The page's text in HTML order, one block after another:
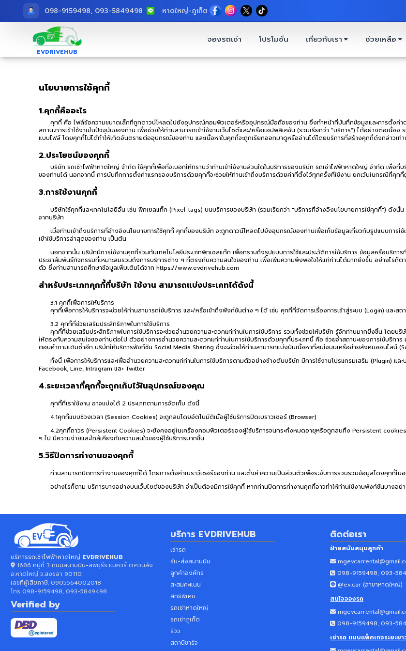
098-9159498, 093-5849498 หาดใหญ่-ภูเก็ต
EVDRIVEHUB
จองรถเช่า โปรโมชั่น เกี่ยวกับเรา ช่วยเหลือ
นโยบายการใช้คุกกี้
1.คุกกี้คืออะไร
คุกกี้ คือ ไฟล์ข้อความขนาดเล็กที่ถูกดาวน์โหลดไปยังอุปกรณ์คอมพิวเตอร์หรืออุปกรณ์มือถือของท่าน ซึ่งทำหน้าที่บันทึกข้อมูลและการตั้ง
สถานะการเข้าใช้งานในปัจจุบันของท่าน เพื่อช่วยให้ท่านสามารถเข้าใช้งานเว็บไซต์และ/หรือแอปพลิเคชัน (รวมเรียกว่า "บริการ") ได้อย่างต่อเนื่อ
แบบไฟล์ โดยคุกกี้ไม่ได้ทำให้เกิดอันตรายต่ออุปกรณ์ของท่าน และเนื้อหาในคุกกี้จะถูกเรียกออกมาดูหรืออ่านได้โดยบริการที่สร้างคุกกี้ดังกล่าวเท่
2.ประโยชน์ของคุกกี้
บริษัท รถเช่าไฟฟ้าหาดใหญ่ จำกัด ใช้คุกกี้เพื่อที่จะบอกให้ทราบว่าท่านเข้าใช้งานส่วนใดในบริการของบริษัท รถเช่าไฟฟ้าหาดใหญ่ จำกัด เพื่อ
ของท่านได้ นอกจากนี้ การบันทึกการตั้งค่าแรกของบริการด้วยคุกกี้จะช่วยให้ท่านเข้าถึงบริการด้วยค่าที่ตั้งไว้ทุกครั้งที่ใช้งาน ยกเว้นในกรณีที่คุก
3.การใช้งานคุกกี้
บริษัทใช้คุกกี้และเทคโนโลยีอื่น เช่น พิกเซลแท็ก (Pixel-tags) บนบริการของบริษัท (รวมเรียกว่า "บริการที่อ้างอิงนโยบายการใช้คุกกี้") ดังนั้
จากบริษัท
เมื่อท่านเข้าถึงบริการที่อ้างอิงนโยบายการใช้คุกกี้ คุกกี้ของบริษัท จะถูกดาวน์โหลดไปยังอุปกรณ์ของท่านเพื่อเก็บข้อมูลเกี่ยวกับรูปแบบการใ
เข้าใช้บริการล่าสุดของท่าน เป็นต้น
นอกจากนั้น บริษัทมีการใช้งานคุกกี้ร่วมกับเทคโนโลยีประเภทพิกเซลแท็ก เพื่อทราบถึงรูปแบบการใช้และประวัติการใช้บริการ ข้อมูลหรือบริกา
ประชาสัมพันธ์กิจกรรมที่เหมาะสมรวมถึงการบริการต่าง ๆ ที่ตรงกับความสนใจของท่าน เพื่อเพิ่มความพึงพอใจให้แก่ท่านได้มากยิ่งขึ้น อย่างไรก็ต
ตัว ซึ่งท่านสามารถศึกษาข้อมูลเพิ่มเติมได้จาก https://www.evdrivehub.com
สำหรับประเภทคุกกี้ที่บริษัท ใช้งาน สามารถแบ่งประเภทได้ดังนี้
3.1 คุกกี้เพื่อการให้บริการ
คุกกี้เพื่อการให้บริการจะช่วยให้ท่านสามารถใช้บริการ และ/หรือเข้าถึงฟังก์ชันต่าง ๆ ได้ เช่น คุกกี้ที่จัดการเรื่องการเข้าสู่ระบบ (Login) และสถ
3.2 คุกกี้ที่ช่วยเสริมประสิทธิภาพในการใช้บริการ
คุกกี้ที่ช่วยเสริมประสิทธิภาพในการใช้บริการจะช่วยอำนวยความสะดวกแก่ท่านในการใช้บริการ รวมทั้งช่วยให้บริษัท รู้จักท่านมากยิ่งขึ้น โดย
ให้ตรงกับความสนใจของท่านต่อไป ตัวอย่างการอำนวยความสะดวกแก่ท่านในการใช้บริการด้วยคุกกี้ประเภทนี้ คือ ช่วยจำสถานะของการใช้บริกา
ตอบคำถามเดิมซ้ำอีก บริษัทให้บริการฟังก์ชัน Social Media Sharing ซึ่งจะช่วยให้ท่านสามารถแบ่งปันเนื้อหาที่สนใจบนเครือข่ายสังคมออนไลน์
ทั้งนี้ เพื่อการให้บริการและเพื่ออำนวยความสะดวกแก่ท่านในการใช้บริการตามตัวอย่างข้างต้นบริษัท มีการใช้งานโปรแกรมเสริม (Plugin)
Facebook, Line, Intragram และ Twitter
4.ระยะเวลาที่คุกกี้จะถูกเก็บไว้ในอุปกรณ์ของคุณ
คุกกี้ที่เราใช้งาน อาจแบ่งได้ 2 ประเภทตามการจัดเก็บ ดังนี้
4.1คุกกี้แบบช่วงเวลา (Session Cookies) จะถูกลบโดยอัตโนมัติเมื่อผู้ใช้บริการปิดเบราวเซอร์ (Browser)
4.2คุกกี้ถาวร (Persistent Cookies) จะยังคงอยู่ในเครื่องคอมพิวเตอร์ของผู้ใช้บริการจนกระทั่งหมดอายุหรือถูกลบทิ้ง Persistent cookies
ๆ ไป มีความง่ายและใกล้เคียงกับความสนใจของผู้ใช้บริการมากขึ้น
5.วิธีปิดการทำงานของคุกกี้
ท่านสามารถปิดการทำงานของคุกกี้ได้ โดยการตั้งค่าเบราว์เซอร์ของท่าน และตั้งค่าความเป็นส่วนตัวเพื่อระงับการรวบรวมข้อมูลโดยคุกกี้ใ
อย่างไรก็ตาม บริการบางอย่างบนเว็บไซต์ของบริษัท จำเป็นต้องมีการใช้คุกกี้ หากท่านปิดการทำงานคุกกี้อาจทำให้ท่านใช้งานฟังก์ชันบางอ
บริการรถเช่าไฟฟ้าหาดใหญ่ EVDRIVEHUB
1686 หมู่ที่ 3 ถนนสนามบิน-ลพบุรีราเมศวร์ ต.ควนลัง
อ.หาดใหญ่ จ.สงขลา 90110
เลขที่ผู้เสียภาษี: 0905564002018
โทร 098-9159498, 093-5849498
Verified by
บริการ EVDRIVEHUB
เช่ารถ
รับ-ส่งสนามบิน
ลูกค้าองค์กร
สะสมคะแนน
สิทธิพิเศษ
รถเช่าหาดใหญ่
รถเช่าภูเก็ต
รีวิว
สถานีชาร์จ
ติดต่อเรา
ฝ่ายสนับสนุนลูกค้า
098-9159498, 093-
@ev.car (สาขาหาดใหญ่)
สนใจจองรถ
098-9159498, 093-
เช่ารถ แบบแพ็คเกจระยะยา